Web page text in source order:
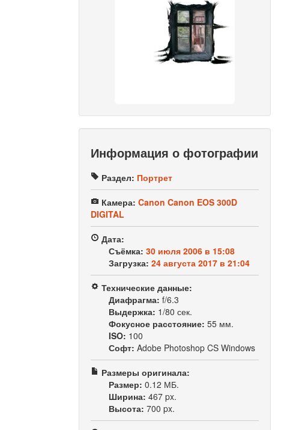
Информация о фотографии
Раздел: Портрет
Камера: Canon Canon EOS 300D
DIGITAL
Дата:
Съёмка: 30 июля 2006 в 15:08
Загрузка: 24 августа 2017 в 21:04
Технические данные:
Диафрагма: f/6.3
Выдержка: 1/80 сек.
Фокусное расстояние: 55 мм.
ISO: 100
Софт: Adobe Photoshop CS Windows
Размеры оригинала:
Размер: 0.12 МБ.
Ширина: 467 px.
Высота: 700 px.